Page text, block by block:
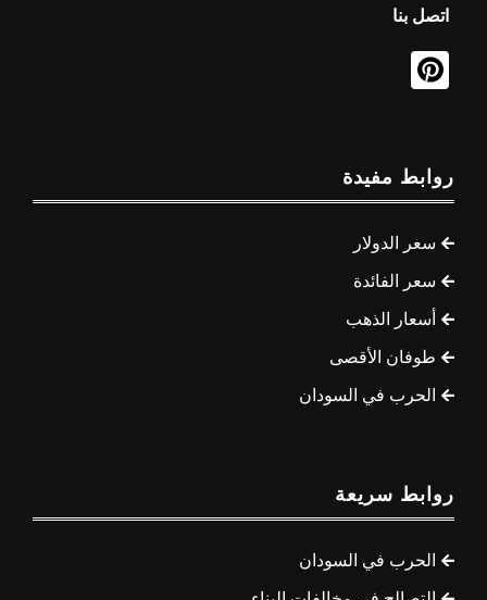
اتصل بنا
روابط مفيدة
سعر الدولار
سعر الفائدة
أسعار الذهب
طوفان الأقصى
الحرب في السودان
روابط سريعة
الحرب في السودان